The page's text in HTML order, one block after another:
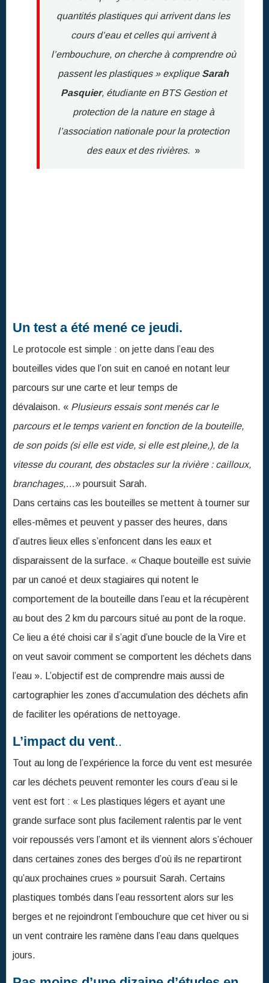
quantités plastiques qui arrivent dans les
cours d’eau et celles qui arrivent à
l’embouchure, on cherche à comprendre où
passent les plastiques » explique Sarah
Pasquier, étudiante en BTS Gestion et
protection de la nature en stage à
l’association nationale pour la protection
des eaux et des rivières. »
de son poids (si elle est vide, si elle est pleine,), de la
vitesse du courant, des obstacles sur la rivière : cailloux,
branchages,…» poursuit Sarah.
Dans certains cas les bouteilles se mettent à tourner sur
elles-mêmes et peuvent y passer des heures, dans
d’autres lieux elles s’enfoncent dans les eaux et
disparaissent de la surface. « Chaque bouteille est suivie
par un canoé et deux stagiaires qui notent le
comportement de la bouteille dans l’eau et la récupèrent
au bout des 2 km du parcours situé au pont de la roque.
Ce lieu a été choisi car il s’agit d’une boucle de la Vire et
on veut savoir comment se comportent les déchets dans
l’eau ». L’objectif est de comprendre mais aussi de
cartographier les zones d’accumulation des déchets afin
de faciliter les opérations de nettoyage.
L’impact du vent..
Tout au long de l’expérience la force du vent est mesurée
car les déchets peuvent remonter les cours d’eau si le
vent est fort : « Les plastiques légers et ayant une
grande surface sont plus facilement ralentis par le vent
voir repoussés vers l’amont et ils viennent alors s’échouer
dans certaines zones des berges d’où ils ne repartiront
qu’aux prochaines crues » poursuit Sarah. Certains
plastiques tombés dans l’eau ressortent alors sur les
berges et ne rejoindront l’embouchure que cet hiver ou si
un vent contraire les ramène dans l’eau dans quelques
jours.
Pas moins d’une dizaine d’études en
cours
Le centre national d’études et de sensibilisation à la
pollution plastique mène d’autres études en ce moment